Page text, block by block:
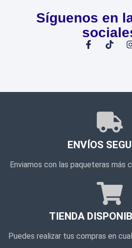
Síguenos en
ENVÍOS
Enviamos con las paqueteras más
TIENDA
Puedes realizar tus compras en